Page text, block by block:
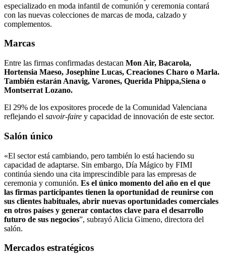
especializado en moda infantil de comunión y ceremonia contará
con las nuevas colecciones de marcas de moda, calzado y
complementos.
Marcas
Entre las firmas confirmadas destacan Mon Air, Bacarola,
Hortensia Maeso, Josephine Lucas, Creaciones Charo o Marla.
También estarán Anavig, Varones, Querida Phippa,Siena o
Montserrat Lozano.
El 29% de los expositores procede de la Comunidad Valenciana
reflejando el savoir-faire y capacidad de innovación de este sector.
Salón único
«El sector está cambiando, pero también lo está haciendo su
capacidad de adaptarse. Sin embargo, Día Mágico by FIMI
continúa siendo una cita imprescindible para las empresas de
ceremonia y comunión. Es el único momento del año en el que
las firmas participantes tienen la oportunidad de reunirse con
sus clientes habituales, abrir nuevas oportunidades comerciales
en otros países y generar contactos clave para el desarrollo
futuro de sus negocios”, subrayó Alicia Gimeno, directora del
salón.
Mercados estratégicos